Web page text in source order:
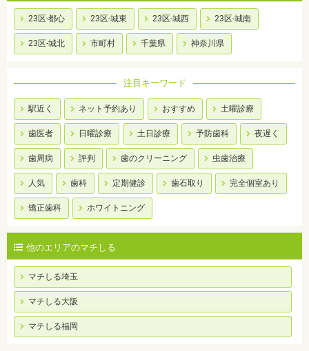
23区-都心 23区-城東 23区-城西 23区-城南
23区-城北 市町村 千葉県 神奈川県
注目キーワード
駅近く ネット予約あり おすすめ 土曜診療
歯医者 日曜診療 土日診療 予防歯科 夜遅く
歯周病 評判 歯のクリーニング 虫歯治療
人気 歯科 定期健診 歯石取り 完全個室あり
矯正歯科 ホワイトニング
他のエリアのマチしる
マチしる埼玉
マチしる大阪
マチしる福岡